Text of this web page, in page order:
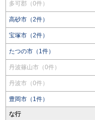
多可郡（0件）
高砂市（2件）
宝塚市（2件）
たつの市（1件）
丹波篠山市（0件）
丹波市（0件）
豊岡市（1件）
な行